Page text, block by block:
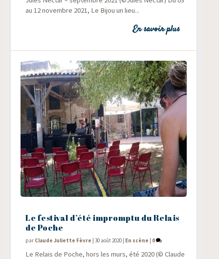
au 12 novembre 2021, Le Bijou un lieu...
En savoir plus
Le festival d’été impromptu du Relais
de Poche
par Claude Juliette Fèvre |30 août 2020 En scène 0
Le Relais de Poche, hors les murs, été 2020 (© Claude